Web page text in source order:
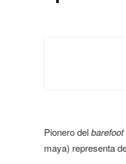
Pionero del
maya) representa